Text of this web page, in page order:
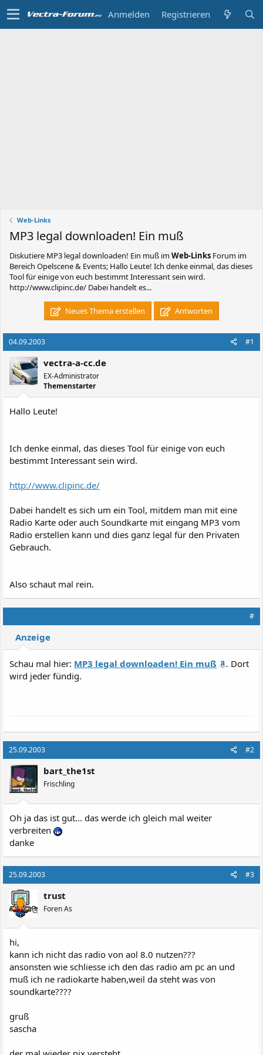
Anmelden Registrieren
Web-Links
MP3 legal downloaden! Ein muß
Diskutiere MP3 legal downloaden! Ein muß imWeb-Links Forum im
Bereich Opelscene & Events; Hallo Leute! Ich denke einmal, das dieses
Tool für einige von euch bestimmt Interessant sein wird.
http://www.clipinc.de/ Dabei handelt es...
Neues Thema erstellen Antworten
04.09.2003 #1
vectra-a-cc.de
EX-Administrator
Themenstarter
Hallo Leute!
Ich denke einmal, das dieses Tool für einige von euch
bestimmt Interessant sein wird.
http://www.clipinc.de/
Dabei handelt es sich um ein Tool, mitdem man mit eine
Radio Karte oder auch Soundkarte mit eingang MP3 vom
Radio erstellen kann und dies ganz legal für den Privaten
Gebrauch.
Also schaut mal rein.
#
Anzeige
Schau mal hier: MP3 legal downloaden! Ein muß
. Dort
wird jeder fündig.
25.09.2003 #2
bart_the1st
Frischling
Oh ja das ist gut... das werde ich gleich mal weiter
verbreiten
danke
25.09.2003 #3
trust
Foren As
hi,
kann ich nicht das radio von aol 8.0 nutzen???
ansonsten wie schliesse ich den das radio am pc an und
muß ich ne radiokarte haben,weil da steht was von
soundkarte????
gruß
sascha